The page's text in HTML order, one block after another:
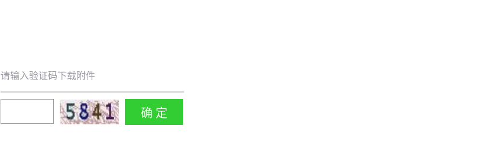
请输入验证码下载附件